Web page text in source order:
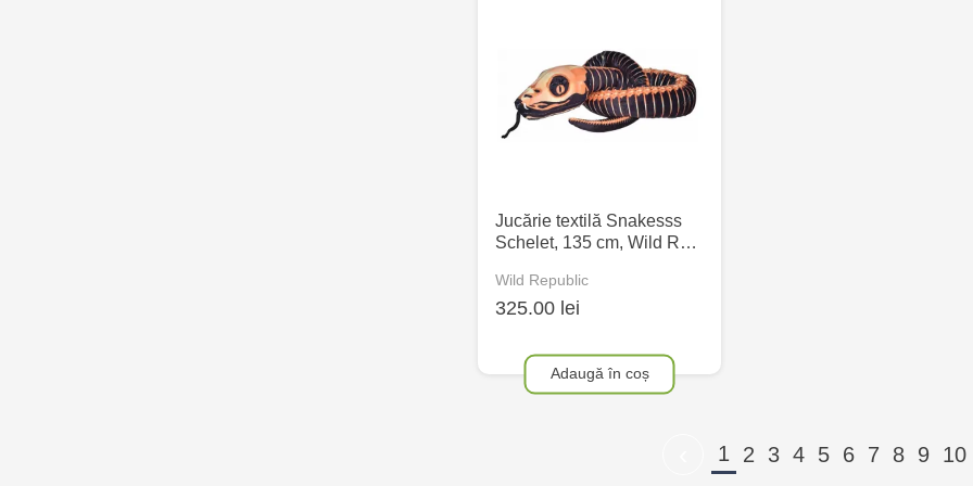
Jucărie textilă Snakesss
Schelet, 135 cm, Wild R…
Wild Republic
325.00 lei
Adaugă în coș
1 2 3 4 5 6 7 8 9 10